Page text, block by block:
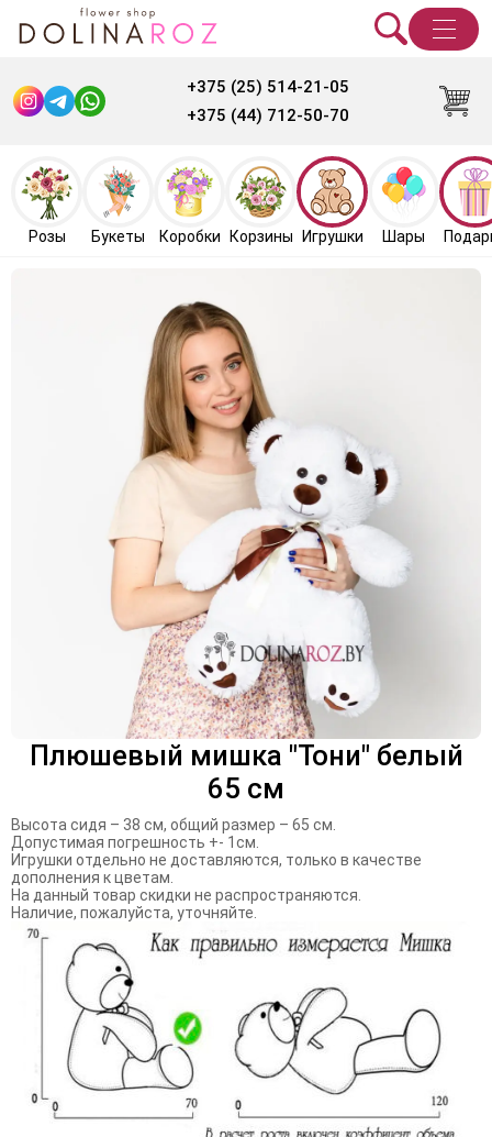
+375 (25) 514-21-05
+375 (44) 712-50-70
Розы Букеты Коробки Корзины Игрушки Шары
Плюшевый мишка "Тони" белый
65 см
Высота сидя – 38 см, общий размер – 65 см.
Допустимая погрешность +- 1см.
Игрушки отдельно не доставляются, только в качестве
дополнения к цветам.
На данный товар скидки не распространяются.
Наличие, пожалуйста, уточняйте.